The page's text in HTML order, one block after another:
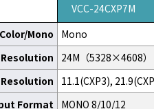
VCC-24CXP7M
Color/Mono
Mono
Resolution
24M（5328×4608）
11.1(CXP3),
Format
MONO 8/10/12